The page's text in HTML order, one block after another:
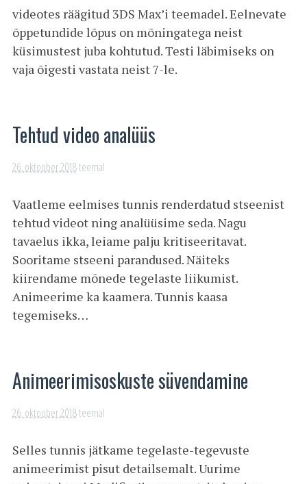
videotes räägitud 3DS Max’i teemadel. Eelnevate
õppetundide lõpus on mõningatega neist
küsimustest juba kohtutud. Testi läbimiseks on
vaja õigesti vastata neist 7-le.
Tehtud video analüüs
26. oktoober 2018teemal
Vaatleme eelmises tunnis renderdatud stseenist
tehtud videot ning analüüsime seda. Nagu
tavaelus ikka, leiame palju kritiseeritavat.
Sooritame stseeni parandused. Näiteks
kiirendame mõnede tegelaste liikumist.
Animeerime ka kaamera. Tunnis kaasa
tegemiseks…
Animeerimisoskuste süvendamine
26. oktoober 2018teemal
Selles tunnis jätkame tegelaste-tegevuste
animeerimist pisut detailsemalt. Uurime